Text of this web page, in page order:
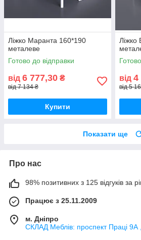
Ліжко Маранта 160*190
металеве
Готово до відправки
від 6 777,30 ₴
від 7 134 ₴
Купити
Ліжко
від 4
від 5
Показати ще
Про нас
98% позитивних з 125 відгуків за
Працює з 25.11.2009
м. Дніпро
СКЛАД Меблів: проспект Праці 9А